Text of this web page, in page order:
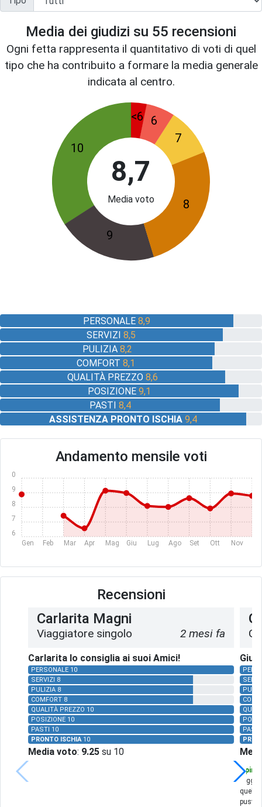
Media dei giudizi su 55 recensioni
Ogni fetta rappresenta il quantitativo di voti di quel
tipo che ha contribuito a formare la media generale
indicata al centro.
8,7
Media voto
<6 6
7
8
9
10
PERSONALE 8,9
SERVIZI8,5
PULIZIA8,2
COMFORT8,1
QUALITÀ PREZZO8,6
POSIZIONE 9,1
PASTI 8,4
ASSISTENZA PRONTO ISCHIA 9,4
Andamento mensile voti
Gen Feb Mar Apr Mag Giu Lug Ago Set Ott Nov
6
7
8
9
10
Recensioni
Carlarita Magni
Viaggiatore singolo 2 mesi fa
Carlarita lo consiglia ai suoi Amici!
PERSONALE 10
SERVIZI 8
PULIZIA 8
COMFORT 8
QUALITÀ PREZZO 10
POSIZIONE 10
PASTI 10
PRONTO ISCHIA10
Media voto: 9.25 su 10
quella